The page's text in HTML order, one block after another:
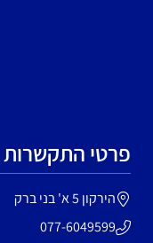
פרטי התקשרות
הירקון 5 א' בני ברק
077-6049599